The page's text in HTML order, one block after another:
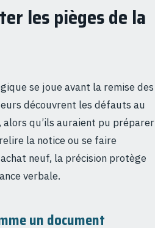
les pièges de la
se joue avant la remise des
découvrent les défauts au
alors qu’ils auraient pu préparer
la notice ou se faire
neuf, la précision protège
verbale.
un document